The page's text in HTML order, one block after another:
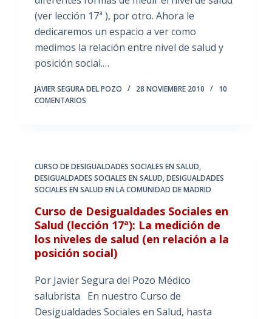
(ver lección 17ª ), por otro. Ahora le
dedicaremos un espacio a ver como
medimos la relación entre nivel de salud y
posición social.…
JAVIER SEGURA DEL POZO 28 NOVIEMBRE 2010
10
COMENTARIOS
CURSO DE DESIGUALDADES SOCIALES EN SALUD,
DESIGUALDADES SOCIALES EN SALUD,DESIGUALDADES
SOCIALES EN SALUD EN LA COMUNIDAD DE MADRID
Curso de Desigualdades Sociales en
Salud (lección 17ª): La medición de
los niveles de salud (en relación a la
posición social)
Por Javier Segura del Pozo Médico
salubrista En nuestro Curso de
Desigualdades Sociales en Salud, hasta